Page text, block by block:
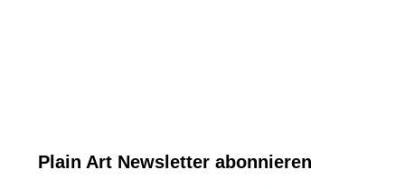
Plain Art Newsletter abonnieren